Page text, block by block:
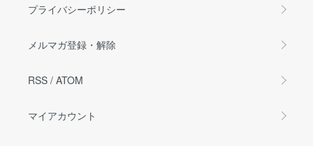
プライバシーポリシー
メルマガ登録・解除
RSS / ATOM
マイアカウント